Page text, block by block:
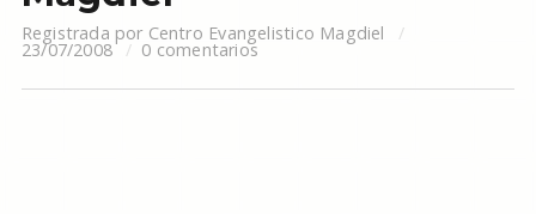
Registrada por Centro Evangelistico Magdiel
23/07/2008 0 comentarios